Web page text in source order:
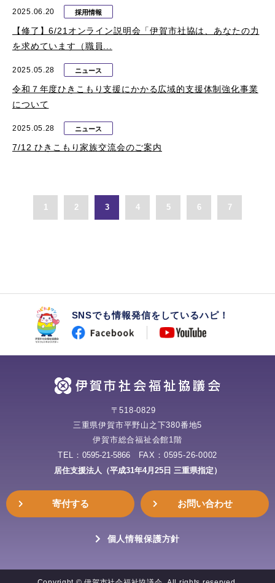
2025.06.20 採用情報
【修了】6/21オンライン説明会「伊賀市社協は、あなたの力
を求めています（職員...
2025.05.28 ニュース
令和７年度ひきこもり支援にかかる広域的支援体制強化事業
について
2025.05.28 ニュース
7/12 ひきこもり家族交流会のご案内
1 2 3 4 5 6 7
SNSでも情報発信をしているハピ！
〒518-0829
三重県伊賀市平野山之下380番地5
伊賀市総合福祉会館1階
TEL： 0595-21-5866FAX：0595-26-0002
居住支援法人（平成31年4月25日 三重県指定）
寄付する お問い合わせ
個人情報保護方針